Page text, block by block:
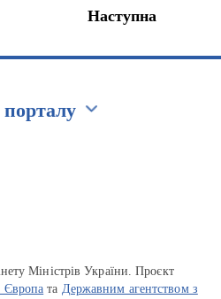
Наступна
Міністрів України. Проєкт
Європа та Державним агентством з